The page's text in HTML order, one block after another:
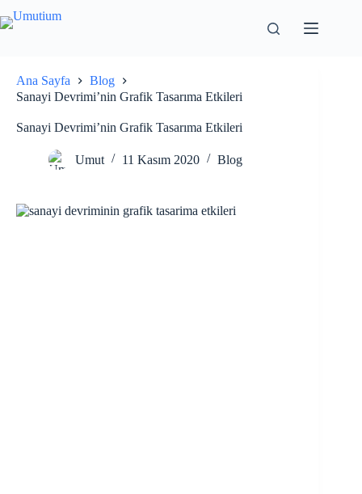
Ana Sayfa
Blog
Sanayi Devrimi’nin Grafik Tasarıma Etkileri
Sanayi Devrimi’nin Grafik Tasarıma Etkileri
Umut 11 Kasım 2020 Blog